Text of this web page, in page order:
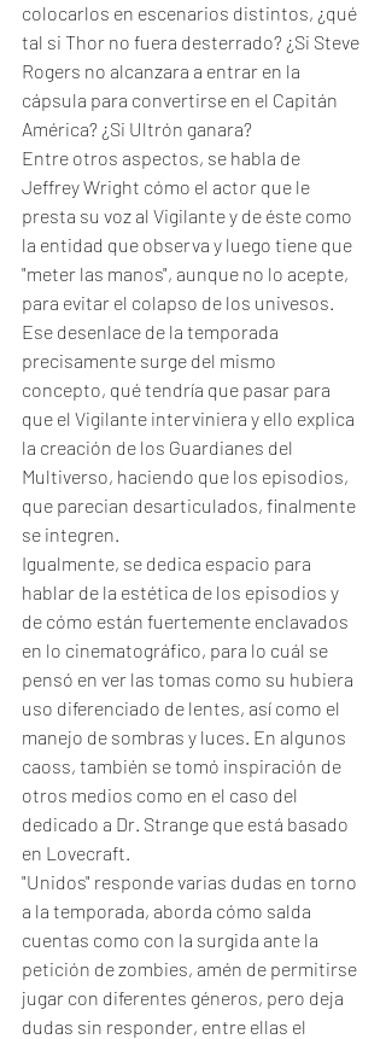
colocarlos en escenarios distintos, ¿qué
tal si Thor no fuera desterrado? ¿Si Steve
Rogers no alcanzara a entrar en la
cápsula para convertirse en el Capitán
América? ¿Si Ultrón ganara?
Entre otros aspectos, se habla de
Jeffrey Wright cómo el actor que le
presta su voz al Vigilante y de éste como
la entidad que observa y luego tiene que
"meter las manos", aunque no lo acepte,
para evitar el colapso de los univesos.
Ese desenlace de la temporada
precisamente surge del mismo
concepto, qué tendría que pasar para
que el Vigilante interviniera y ello explica
la creación de los Guardianes del
Multiverso, haciendo que los episodios,
que parecian desarticulados, finalmente
se integren.
Igualmente, se dedica espacio para
hablar de la estética de los episodios y
de cómo están fuertemente enclavados
en lo cinematográfico, para lo cuál se
pensó en ver las tomas como su hubiera
uso diferenciado de lentes, así como el
manejo de sombras y luces. En algunos
caoss, también se tomó inspiración de
otros medios como en el caso del
dedicado a Dr. Strange que está basado
en Lovecraft.
"Unidos" responde varias dudas en torno
a la temporada, aborda cómo salda
cuentas como con la surgida ante la
petición de zombies, amén de permitirse
jugar con diferentes géneros, pero deja
dudas sin responder, entre ellas el